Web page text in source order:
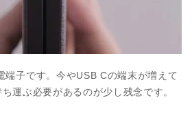
端子です。今やUSB Cの端末が増えて
運ぶ必要があるのが少し残念です。